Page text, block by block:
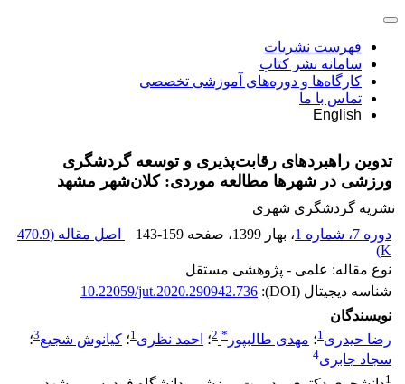
فهرست نشریات
سامانه نشر کتاب
کارگاه‌ها و دوره‌های آموزشی تخصصی
تماس با ما
English
تدوین راهبردهای رقابت‌پذیری و توسعه گردشگری
ورزشی در شهرها مطالعه موردی: کلان‌شهر مشهد
نشریه گردشگری شهری
دوره 7، شماره 1
، بهار 1399 ، صفحه 143-159 اصل مقاله (470.9
K
)
نوع مقاله: علمی - پژوهشی مستقل
شناسه دیجیتال (DOI):
10.22059/jut.2020.290942.736
نویسندگان
رضا حیدری1؛ مهدی طالبپور *
2؛ احمد نظری1؛ کیانوش شجیع3؛
سجاد جابری4
1